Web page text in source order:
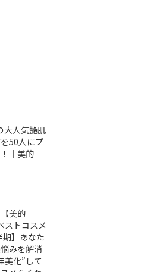
大人気艶肌
50人にプ
｜美的
美的
ストコスメ
期】あなた
みを解消
美化”して